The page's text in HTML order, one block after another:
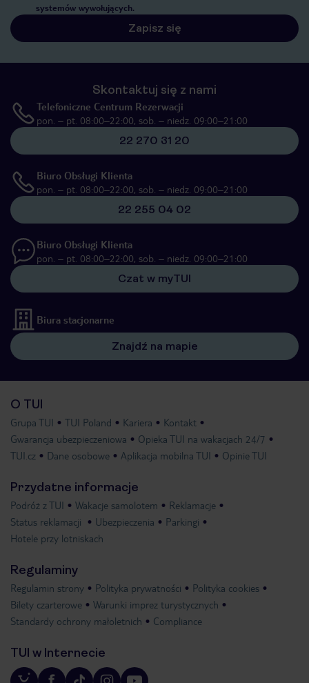
systemów wywołujących.
Zapisz się
Skontaktuj się z nami
Telefoniczne Centrum Rezerwacji
pon. – pt. 08:00–22:00, sob. – niedz. 09:00–21:00
22 270 31 20
Biuro Obsługi Klienta
pon. – pt. 08:00–22:00, sob. – niedz. 09:00–21:00
22 255 04 02
Biuro Obsługi Klienta
pon. – pt. 08:00–22:00, sob. – niedz. 09:00–21:00
Czat w myTUI
Biura stacjonarne
Znajdź na mapie
O TUI
Grupa TUI TUI Poland Kariera
Kontakt
Gwarancja ubezpieczeniowa
Opieka TUI na wakacjach 24/7
TUI.cz
Dane osobowe Aplikacja mobilna TUI Opinie TUI
Przydatne informacje
Podróż z TUI Wakacje samolotem
Reklamacje
Status reklamacji
Ubezpieczenia
Parkingi
Hotele przy lotniskach
Regulaminy
Regulamin strony Polityka prywatności
Polityka cookies
Bilety czarterowe
Warunki imprez turystycznych
Standardy ochrony małoletnich
Compliance
TUI w Internecie